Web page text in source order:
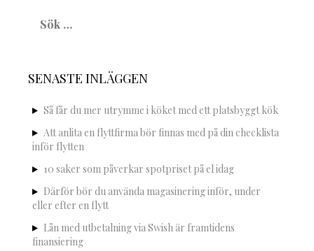
efter:
SENASTE INLÄGGEN
Så får du mer utrymme i köket med ett platsbyggt kök
Att anlita en flyttfirma bör finnas med på din checklista
inför flytten
10 saker som påverkar spotpriset på el idag
Därför bör du använda magasinering inför, under
eller efter en flytt
Lån med utbetalning via Swish är framtidens
finansiering